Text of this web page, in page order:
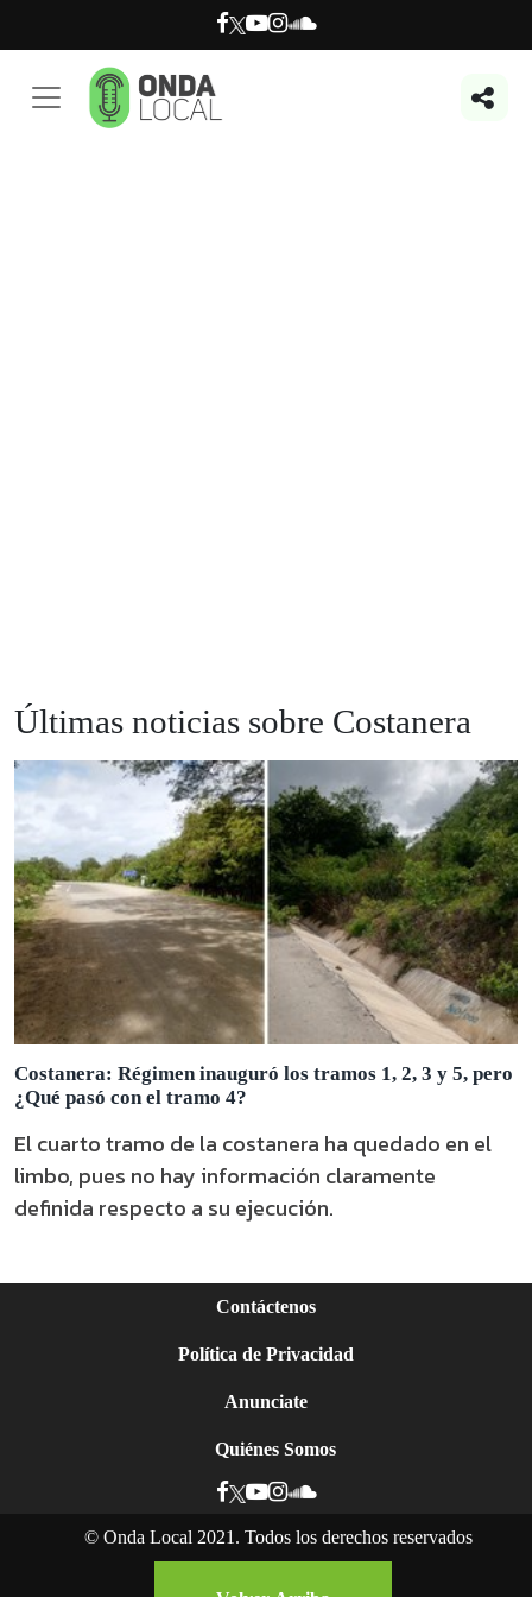
Últimas noticias sobre Costanera
Costanera: Régimen inauguró los tramos 1, 2, 3 y 5, pero
¿Qué pasó con el tramo 4?
El cuarto tramo de la costanera ha quedado en el
limbo, pues no hay información claramente
definida respecto a su ejecución.
Contáctenos
Política de Privacidad
Anunciate
Quiénes Somos
© Onda Local 2021. Todos los derechos reservados
Ser mujer y negra en Nicaragua: la lucha por el
reconocimiento de sus derechos